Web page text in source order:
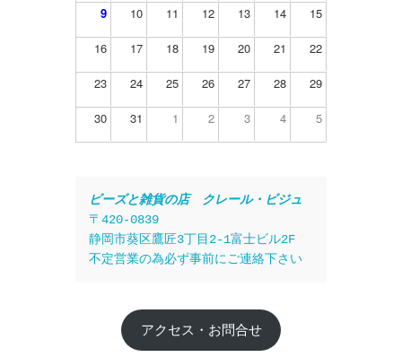
9 10 11 12 13 14 15
16 17 18 19 20 21 22
23 24 25 26 27 28 29
30 31 1 2 3 4 5
ビーズと雑貨の店　クレール・ビジュ
〒420-0839
静岡市葵区鷹匠3丁目2-1富士ビル2F
不定営業の為必ず事前にご連絡下さい
アクセス・お問合せ